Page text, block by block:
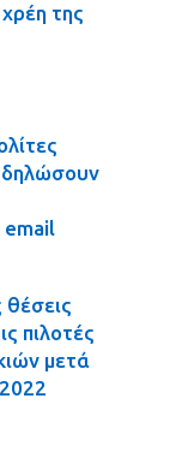
της
δηλώσουν
email
θέσεις
πιλοτές
μετά